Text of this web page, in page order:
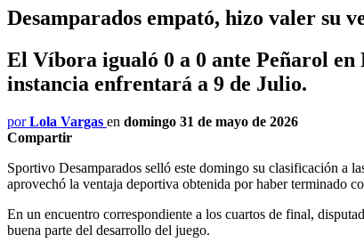
Desamparados empató, hizo valer su
El Víbora igualó 0 a 0 ante Peñarol
instancia enfrentará a 9 de Julio.
porLola Vargas en domingo 31 de mayo de 2026
Compartir
Sportivo Desamparados selló este domingo su clasificación a
aprovechó la ventaja deportiva obtenida por haber terminado
En un encuentro correspondiente a los cuartos de final,
buena parte del desarrollo del juego.